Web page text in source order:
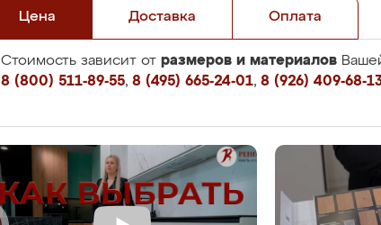
Цена Доставка Оплата
Стоимость зависит от размеров и материалов
8 (800) 511-89-55, 8 (495) 665-24-01, 8 (926) 409-68-